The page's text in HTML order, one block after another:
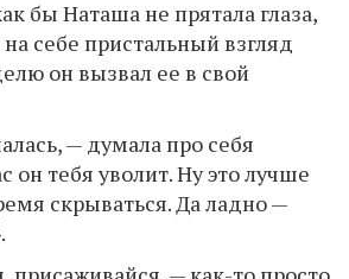
бы Наташа не прятала глаза,
на себе пристальный взгляд
он вызвал ее в свой
— думала про себя
он тебя уволит. Ну это лучше
скрываться. Да ладно —